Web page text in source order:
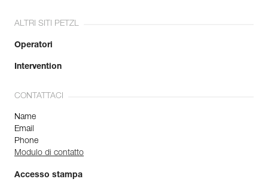
ALTRI SITI PETZL
Operatori
Intervention
CONTATTACI
Name
Email
Phone
Modulo di contatto
Accesso stampa